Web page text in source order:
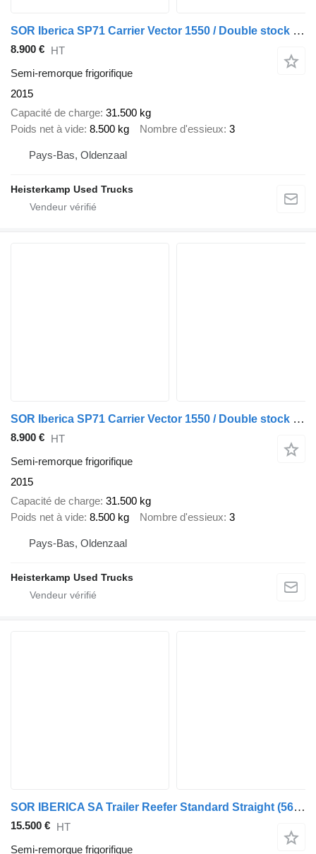
SOR Iberica SP71 Carrier Vector 1550 / Double stock / Rollerbed / BP
8.900 € HT
Semi-remorque frigorifique
2015
Capacité de charge 31.500 kg
Poids net à vide 8.500 kg Nombre d'essieux 3
Pays-Bas, Oldenzaal
Heisterkamp Used Trucks
SOR Iberica SP71 Carrier Vector 1550 / Double stock / Rollerbed / BP
8.900 € HT
Semi-remorque frigorifique
2015
Capacité de charge 31.500 kg
Poids net à vide 8.500 kg Nombre d'essieux 3
Pays-Bas, Oldenzaal
Heisterkamp Used Trucks
SOR IBERICA SA Trailer Reefer Standard Straight (565363)
15.500 € HT
Semi-remorque frigorifique